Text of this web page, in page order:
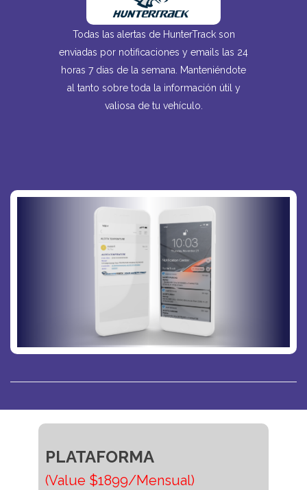
Todas las alertas de HunterTrack son
enviadas por notificaciones y emails las 24
horas 7 dias de la semana. Manteniéndote
al tanto sobre toda la información útil y
valiosa de tu vehículo.
PLATAFORMA
(Value $1899/Mensual)